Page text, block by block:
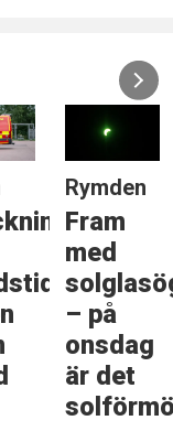
Rymden
Fram
med
– på
onsdag
är det